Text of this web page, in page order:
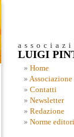
LUIGI
Home
Associazione
Contatti
Newsletter
Redazione
Norme